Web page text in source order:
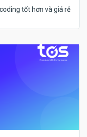
tốt hơn và giá rẻ